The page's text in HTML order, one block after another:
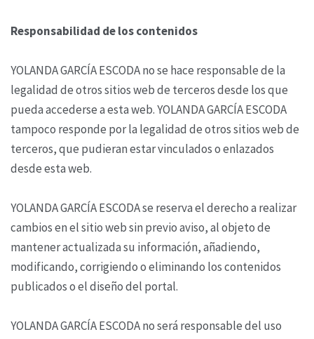
Responsabilidad de los contenidos
YOLANDA GARCÍA ESCODA no se hace responsable de la
legalidad de otros sitios web de terceros desde los que
pueda accederse a esta web. YOLANDA GARCÍA ESCODA
tampoco responde por la legalidad de otros sitios web de
terceros, que pudieran estar vinculados o enlazados
desde esta web.
YOLANDA GARCÍA ESCODA se reserva el derecho a realizar
cambios en el sitio web sin previo aviso, al objeto de
mantener actualizada su información, añadiendo,
modificando, corrigiendo o eliminando los contenidos
publicados o el diseño del portal.
YOLANDA GARCÍA ESCODA no será responsable del uso